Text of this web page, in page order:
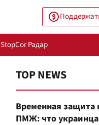
StopCor Радар
TOP NEWS
Временная защита
ПМЖ: что